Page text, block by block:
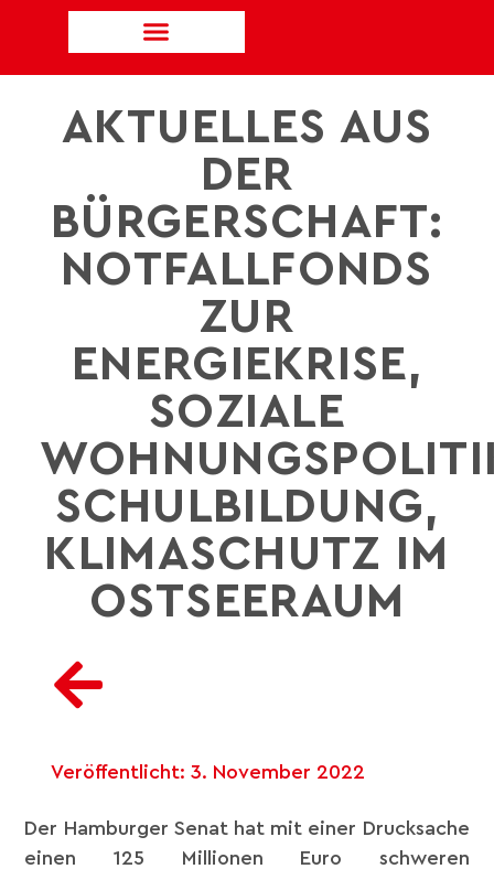
AKTUELLES AUS
DER
BÜRGERSCHAFT:
NOTFALLFONDS
ZUR
ENERGIEKRISE,
SOZIALE
SCHULBILDUNG,
KLIMASCHUTZ IM
OSTSEERAUM
Veröffentlicht: 3. November 2022
Der Hamburger Senat hat mit einer Drucksache
einen 125 Millionen Euro schweren